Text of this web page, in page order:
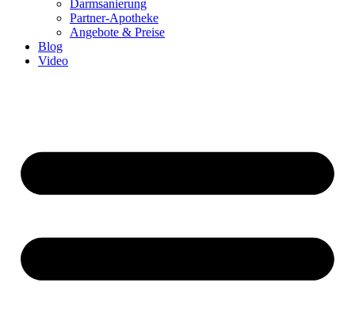
Darmsanierung
Partner-Apotheke
Angebote & Preise
Blog
Video